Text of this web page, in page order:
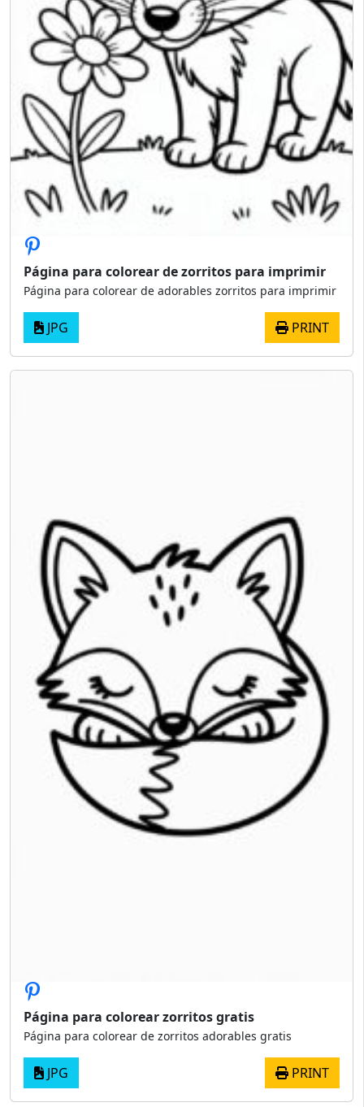
Página para colorear de zorritos para imprimir
Página para colorear de adorables zorritos para imprimir
JPG PRINT
Página para colorear zorritos gratis
Página para colorear de zorritos adorables gratis
JPG PRINT